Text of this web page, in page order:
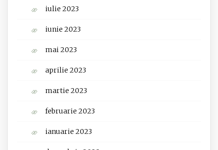
iulie 2023
iunie 2023
mai 2023
aprilie 2023
martie 2023
februarie 2023
ianuarie 2023